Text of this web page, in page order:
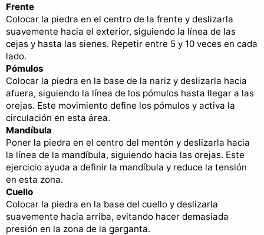
Frente
Colocar la piedra en el centro de la frente y deslizarla
suavemente hacia el exterior, siguiendo la línea de las
cejas y hasta las sienes. Repetir entre 5 y 10 veces en cada
lado.
Pómulos
Colocar la piedra en la base de la nariz y deslizarla hacia
afuera, siguiendo la línea de los pómulos hasta llegar a las
orejas. Este movimiento define los pómulos y activa la
circulación en esta área.
Mandíbula
Poner la piedra en el centro del mentón y deslizarla hacia
la línea de la mandíbula, siguiendo hacia las orejas. Este
ejercicio ayuda a definir la mandíbula y reduce la tensión
en esta zona.
Cuello
Colocar la piedra en la base del cuello y deslizarla
suavemente hacia arriba, evitando hacer demasiada
presión en la zona de la garganta.